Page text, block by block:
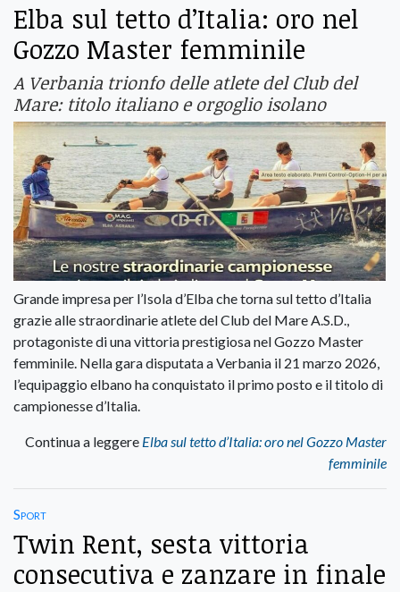
Elba sul tetto d’Italia: oro nel
Gozzo Master femminile
A Verbania trionfo delle atlete del Club del
Mare: titolo italiano e orgoglio isolano
Grande impresa per l’Isola d’Elba che torna sul tetto d’Italia
grazie alle straordinarie atlete del Club del Mare A.S.D.,
protagoniste di una vittoria prestigiosa nel Gozzo Master
femminile. Nella gara disputata a Verbania il 21 marzo 2026,
l’equipaggio elbano ha conquistato il primo posto e il titolo di
campionesse d’Italia.
Continua a leggere Elba sul tetto d’Italia: oro nel Gozzo Master
femminile
Sport
Twin Rent, sesta vittoria
consecutiva e zanzare in finale